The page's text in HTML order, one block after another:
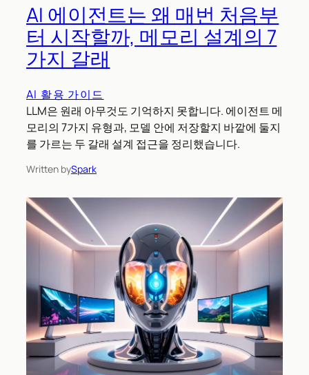
AI 에이전트는 왜 매번 처음부
터 시작할까, 메모리 설계의 7
가지 갈래
AI 활용 가이드
LLM은 원래 아무것도 기억하지 못합니다. 에이전트 메
모리의 7가지 유형과, 모델 안에 저장할지 바깥에 둘지
를 가르는 두 갈래 설계 접근을 정리했습니다.
Written bySpark